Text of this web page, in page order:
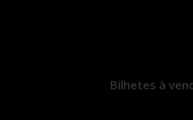
Bilhetes à